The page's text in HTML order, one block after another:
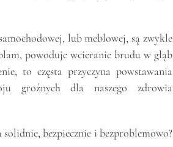
lub meblowej, są zwykle
powoduje wcieranie brudu w głąb
to częsta przyczyna powstawania
groźnych dla naszego zdrowia
solidnie, bezpiecznie i bezproblemowo?